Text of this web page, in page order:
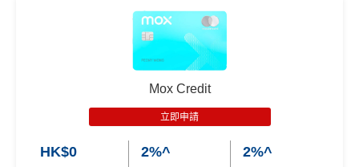
： MrMiles.hk/aeon-wakuwa
ku-form/
#每1里賞金 ≈ HK$1，可兌換FPS轉數快回贈！詳情：
網上(海外及本地)簽賬6%
，跑贏市面上其他卡👍
限$500 +FUN Dollars！^
入息要求親民，學生都申請得！
網購及指定商戶、網上娛樂及網上服飾簽賬可享高達
加總以上，迎新合共賺高達$500「獎賞錢」(相等於5,0
：於合資格信用卡批核日起計之過去12個月
內曾取消任何滙豐個人信用卡基本卡。 迎新條款：
渣打Smart 卡迎新｜賺高達HK$1,500
2026年7月31日至8月31日11:59pm
贈，獎賞由渣打提供。
Mox Credit
立即申請
HK$0 2%^ 2%^